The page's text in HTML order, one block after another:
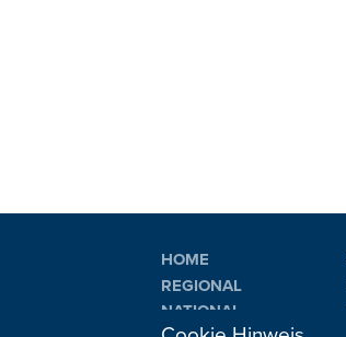
HOME
REGIONAL
NATIONAL